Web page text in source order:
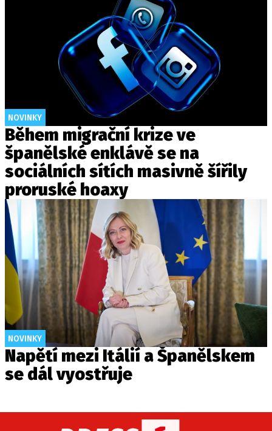
NOVINKY
Během migrační krize ve
španělské enklávě se na
sociálních sítích masivně šířily
proruské hoaxy
NOVINKY
Napětí mezi Itálií a Španělskem
se dál vyostřuje